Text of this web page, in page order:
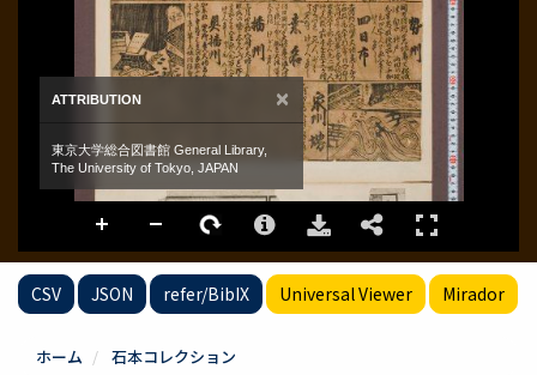
CSV JSON refer/BibIX Universal Viewer Mirador
ホーム 石本コレクション